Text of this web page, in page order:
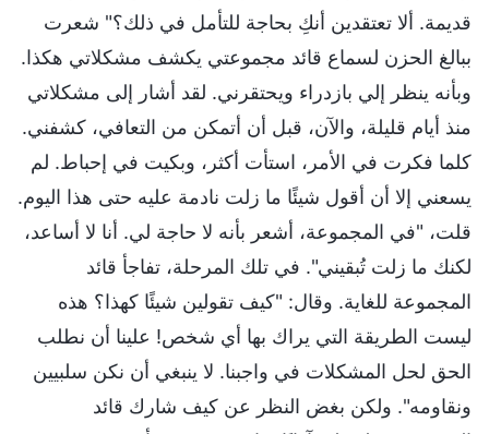
قديمة. ألا تعتقدين أنكِ بحاجة للتأمل في ذلك؟" شعرت
ببالغ الحزن لسماع قائد مجموعتي يكشف مشكلاتي هكذا.
وبأنه ينظر إلي بازدراء ويحتقرني. لقد أشار إلى مشكلاتي
منذ أيام قليلة، والآن، قبل أن أتمكن من التعافي، كشفني.
كلما فكرت في الأمر، استأت أكثر، وبكيت في إحباط. لم
يسعني إلا أن أقول شيئًا ما زلت نادمة عليه حتى هذا اليوم.
قلت، "في المجموعة، أشعر بأنه لا حاجة لي. أنا لا أساعد،
لكنك ما زلت تُبقيني". في تلك المرحلة، تفاجأ قائد
المجموعة للغاية. وقال: "كيف تقولين شيئًا كهذا؟ هذه
ليست الطريقة التي يراك بها أي شخص! علينا أن نطلب
الحق لحل المشكلات في واجبنا. لا ينبغي أن نكن سلبيين
ونقاومه". ولكن بغض النظر عن كيف شارك قائد